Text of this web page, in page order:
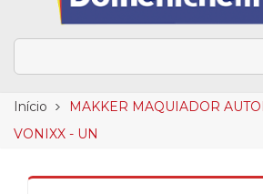
Início
MAKKER MAQUIADOR
VONIXX - UN